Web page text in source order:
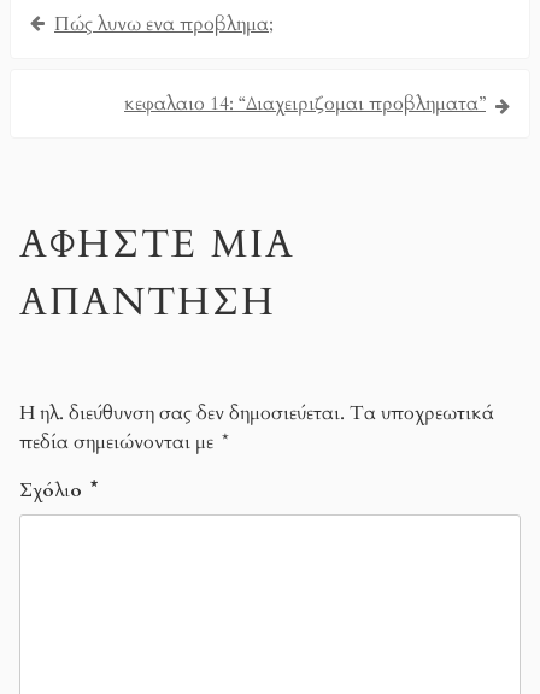
Πώς λυνω ενα προβλημα;
κεφαλαιο 14: “Διαχειριζομαι προβληματα”
ΑΦΉΣΤΕ ΜΙΑ
ΑΠΆΝΤΗΣΗ
Η ηλ. διεύθυνση σας δεν δημοσιεύεται. Τα υποχρεωτικά
πεδία σημειώνονται με *
Σχόλιο *